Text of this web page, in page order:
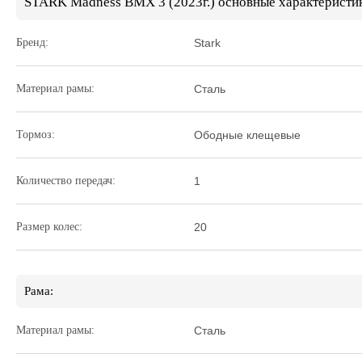
Бренд: Stark
Материал рамы: Сталь
Тормоз: Ободные клещевые
Количество передач: 1
Размер колес: 20
Рама:
Материал рамы: Сталь